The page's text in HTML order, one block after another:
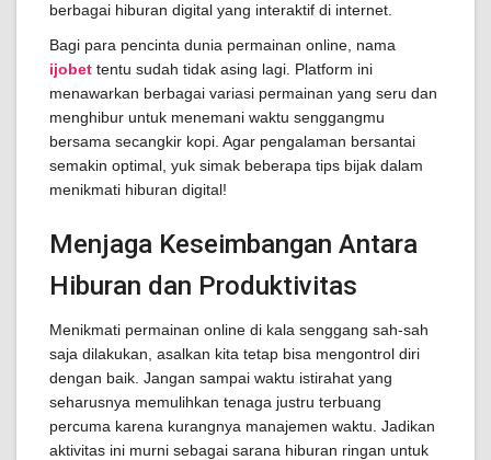
berbagai hiburan digital yang interaktif di internet.
Bagi para pencinta dunia permainan online, nama
ijobet tentu sudah tidak asing lagi. Platform ini
menawarkan berbagai variasi permainan yang seru dan
menghibur untuk menemani waktu senggangmu
bersama secangkir kopi. Agar pengalaman bersantai
semakin optimal, yuk simak beberapa tips bijak dalam
menikmati hiburan digital!
Menjaga Keseimbangan Antara
Hiburan dan Produktivitas
Menikmati permainan online di kala senggang sah-sah
saja dilakukan, asalkan kita tetap bisa mengontrol diri
dengan baik. Jangan sampai waktu istirahat yang
seharusnya memulihkan tenaga justru terbuang
percuma karena kurangnya manajemen waktu. Jadikan
aktivitas ini murni sebagai sarana hiburan ringan untuk